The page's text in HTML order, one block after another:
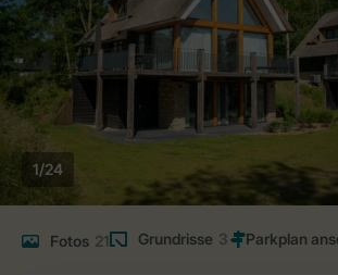
1/24
Fotos 21 Grundrisse 3